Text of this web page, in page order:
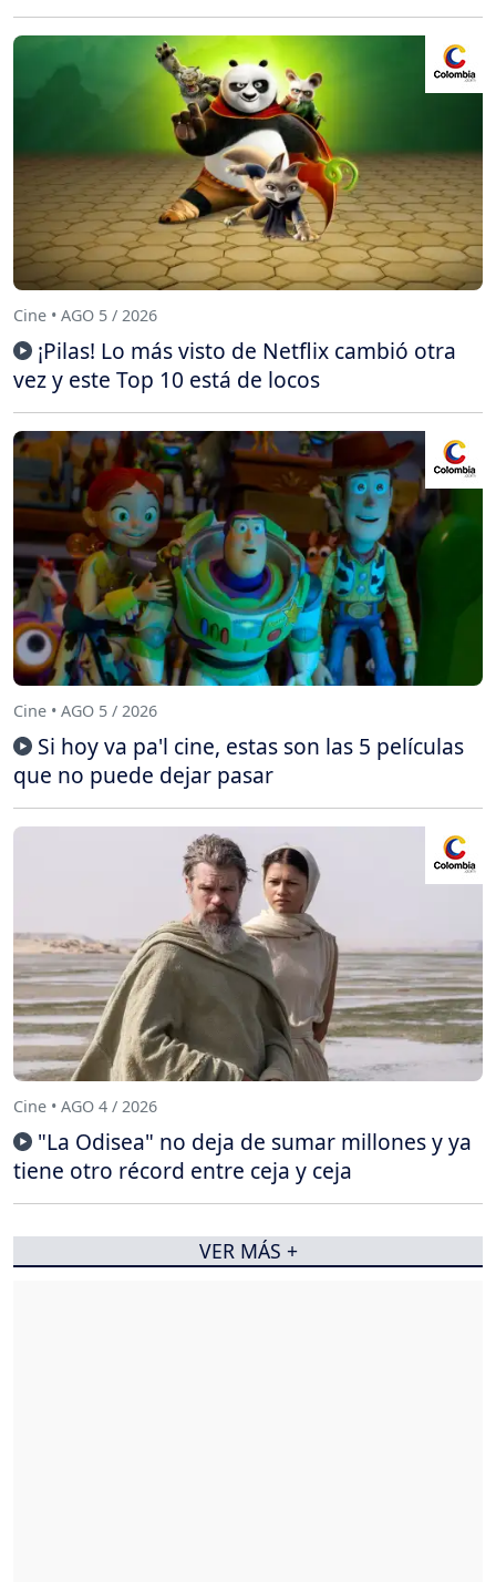
Cine • AGO 5 / 2026
¡Pilas! Lo más visto de Netflix cambió otra
vez y este Top 10 está de locos
Cine • AGO 5 / 2026
Si hoy va pa'l cine, estas son las 5 películas
que no puede dejar pasar
Cine • AGO 4 / 2026
"La Odisea" no deja de sumar millones y ya
tiene otro récord entre ceja y ceja
VER MÁS +